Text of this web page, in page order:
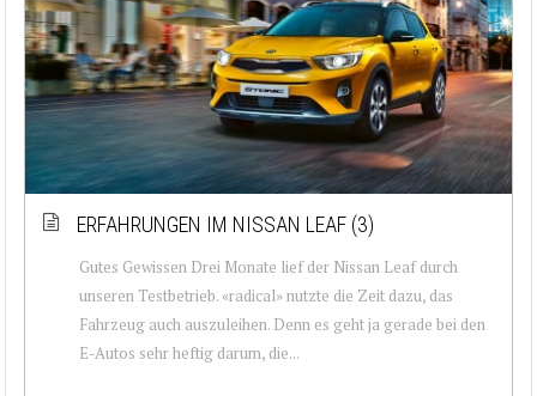
ERFAHRUNGEN IM NISSAN LEAF (3)
Gutes Gewissen Drei Monate lief der Nissan Leaf durch
unseren Testbetrieb. «radical» nutzte die Zeit dazu, das
Fahrzeug auch auszuleihen. Denn es geht ja gerade bei den
E-Autos sehr heftig darum, die...